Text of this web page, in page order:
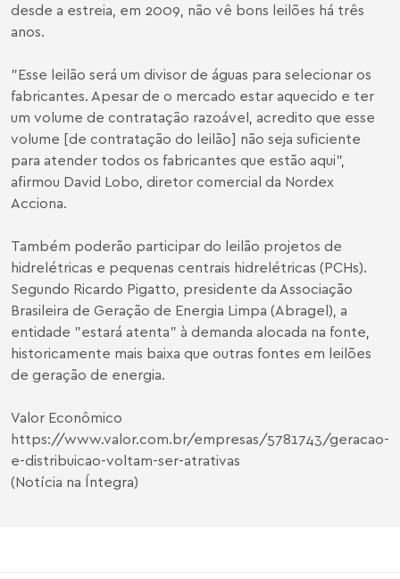
desde a estreia, em 2009, não vê bons leilões há três
anos.
"Esse leilão será um divisor de águas para selecionar os
fabricantes. Apesar de o mercado estar aquecido e ter
um volume de contratação razoável, acredito que esse
volume [de contratação do leilão] não seja suficiente
para atender todos os fabricantes que estão aqui",
afirmou David Lobo, diretor comercial da Nordex
Acciona.
Também poderão participar do leilão projetos de
hidrelétricas e pequenas centrais hidrelétricas (PCHs).
Segundo Ricardo Pigatto, presidente da Associação
Brasileira de Geração de Energia Limpa (Abragel), a
entidade "estará atenta" à demanda alocada na fonte,
historicamente mais baixa que outras fontes em leilões
de geração de energia.
Valor Econômico
https://www.valor.com.br/empresas/5781743/geracao-
e-distribuicao-voltam-ser-atrativas
(Notícia na Íntegra)